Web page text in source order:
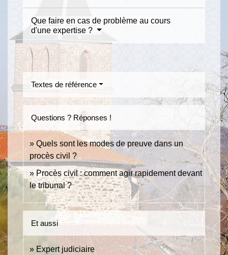
Que faire en cas de problème au cours
d'une expertise ?
Textes de référence
Questions ? Réponses !
Quels sont les modes de preuve dans un
procès civil ?
Procès civil : comment agir rapidement devant
le tribunal ?
Et aussi
Expert judiciaire